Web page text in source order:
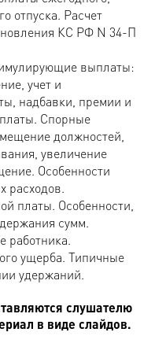
отпуска. Расчет
КС РФ N 34-П
выплаты:
учет и
надбавки, премии и
Спорные
должностей,
увеличение
Особенности
расходов.
платы. Особенности,
сумм.
работника.
ущерба. Типичные
удержаний.
слушателю
в виде слайдов.